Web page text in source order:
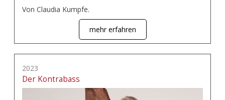
Von Claudia Kumpfe.
mehr erfahren
2023
Der Kontrabass